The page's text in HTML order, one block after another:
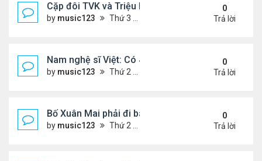
Cặp đôi TVK và Triệu Mẫn được yêu thích nhất
by music123 Thứ 3 Tháng 8 04, 2026 5:05 pm
0
Trả lời
Nam nghệ sĩ Việt: Có 4 nhà ở Pháp, sống gần
by music123 Thứ 2 Tháng 8 03, 2026 7:23 pm
0
Trả lời
Bố Xuân Mai phải đi bán cơm ở Mỹ
by music123 Thứ 2 Tháng 8 03, 2026 7:18 pm
0
Trả lời